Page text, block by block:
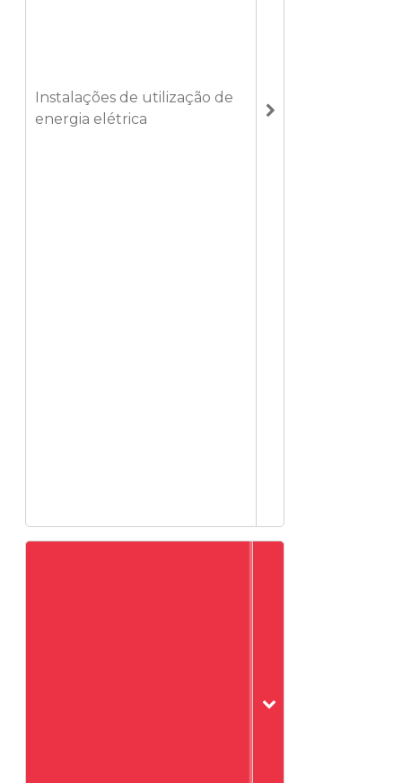
Instalações de utilização de
energia elétrica